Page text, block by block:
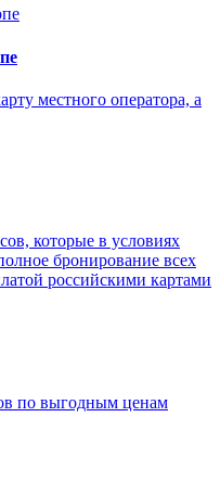
местного оператора, а
которые в условиях
бронирование всех
российскими картами
по выгодным ценам